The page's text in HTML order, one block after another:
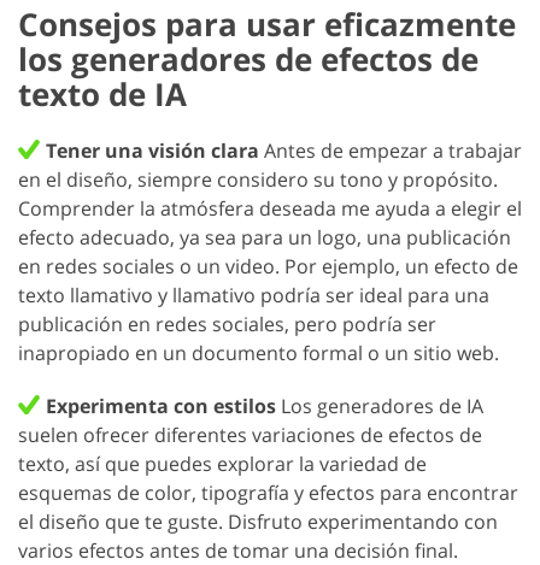
Consejos para usar eficazmente
los generadores de efectos de
texto de IA
Tener una visión clara Antes de empezar a trabajar
en el diseño, siempre considero su tono y propósito.
Comprender la atmósfera deseada me ayuda a elegir el
efecto adecuado, ya sea para un logo, una publicación
en redes sociales o un video. Por ejemplo, un efecto de
texto llamativo y llamativo podría ser ideal para una
publicación en redes sociales, pero podría ser
inapropiado en un documento formal o un sitio web.
Experimenta con estilos Los generadores de IA
suelen ofrecer diferentes variaciones de efectos de
texto, así que puedes explorar la variedad de
esquemas de color, tipografía y efectos para encontrar
el diseño que te guste. Disfruto experimentando con
varios efectos antes de tomar una decisión final.